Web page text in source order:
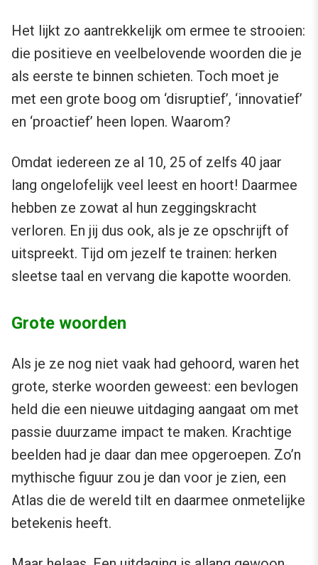
Het lijkt zo aantrekkelijk om ermee te strooien:
die positieve en veelbelovende woorden die je
als eerste te binnen schieten. Toch moet je
met een grote boog om ‘disruptief’, ‘innovatief’
en ‘proactief’ heen lopen. Waarom?
Omdat iedereen ze al 10, 25 of zelfs 40 jaar
lang ongelofelijk veel leest en hoort! Daarmee
hebben ze zowat al hun zeggingskracht
verloren. En jij dus ook, als je ze opschrijft of
uitspreekt. Tijd om jezelf te trainen: herken
sleetse taal en vervang die kapotte woorden.
Grote woorden
Als je ze nog niet vaak had gehoord, waren het
grote, sterke woorden geweest: een bevlogen
held die een nieuwe uitdaging aangaat om met
passie duurzame impact te maken. Krachtige
beelden had je daar dan mee opgeroepen. Zo’n
mythische figuur zou je dan voor je zien, een
Atlas die de wereld tilt en daarmee onmetelijke
betekenis heeft.